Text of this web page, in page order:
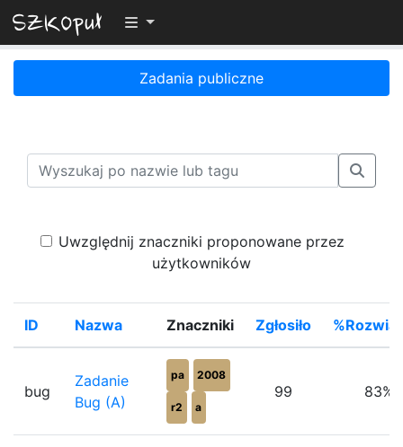
Przełącz widoczność menu
Zadania publiczne
Uwzględnij znaczniki proponowane przez
użytkowników
ID Nazwa Znaczniki Zgłosiło
bug
Zadanie
Bug (A)
pa 2008
r2 a
99 83%